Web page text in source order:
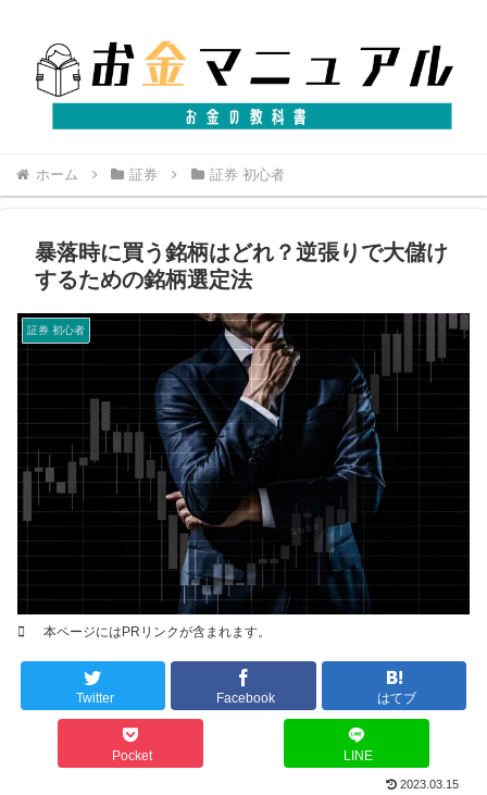
ホーム 証券 証券 初心者
暴落時に買う銘柄はどれ？逆張りで大儲け
するための銘柄選定法
本ページにはPRリンクが含まれます。
証券 初心者
Twitter Facebook はてブ
Pocket LINE
2023.03.15